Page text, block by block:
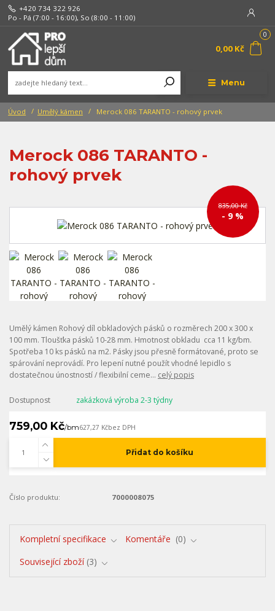
Menu
+420 734 322 926
Po - Pá (7:00 - 16:00), So (8:00 - 11:00)
0
0,00 Kč
Úvod Umělý kámen Merock 086 TARANTO - rohový prvek
Merock 086 TARANTO -
rohový prvek
835,00 Kč
- 9 %
Umělý kámen Rohový díl obkladových pásků o rozměrech 200 x 300 x
100 mm. Tloušťka pásků 10-28 mm. Hmotnost obkladu cca 11 kg/bm.
Spotřeba 10 ks pásků na m2. Pásky jsou přesně formátované, proto se
spárování neprovádí. Pro lepení nutné použít vhodné lepidlo s
dostatečnou únostností / flexibilní ceme... celý popis
Dostupnost zakázková výroba 2-3 týdny
759,00 Kč/bm627,27 Kčbez DPH
Přidat do košíku
Číslo produktu: 7000008075
Kompletní specifikace Komentáře
0
Související zboží 3